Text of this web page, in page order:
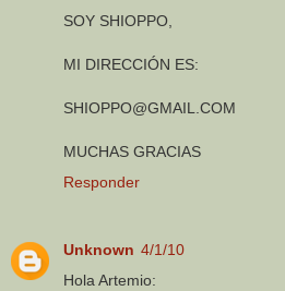
SOY SHIOPPO,
MI DIRECCIÓN ES:
SHIOPPO@GMAIL.COM
MUCHAS GRACIAS
Responder
Unknown 4/1/10
Hola Artemio: